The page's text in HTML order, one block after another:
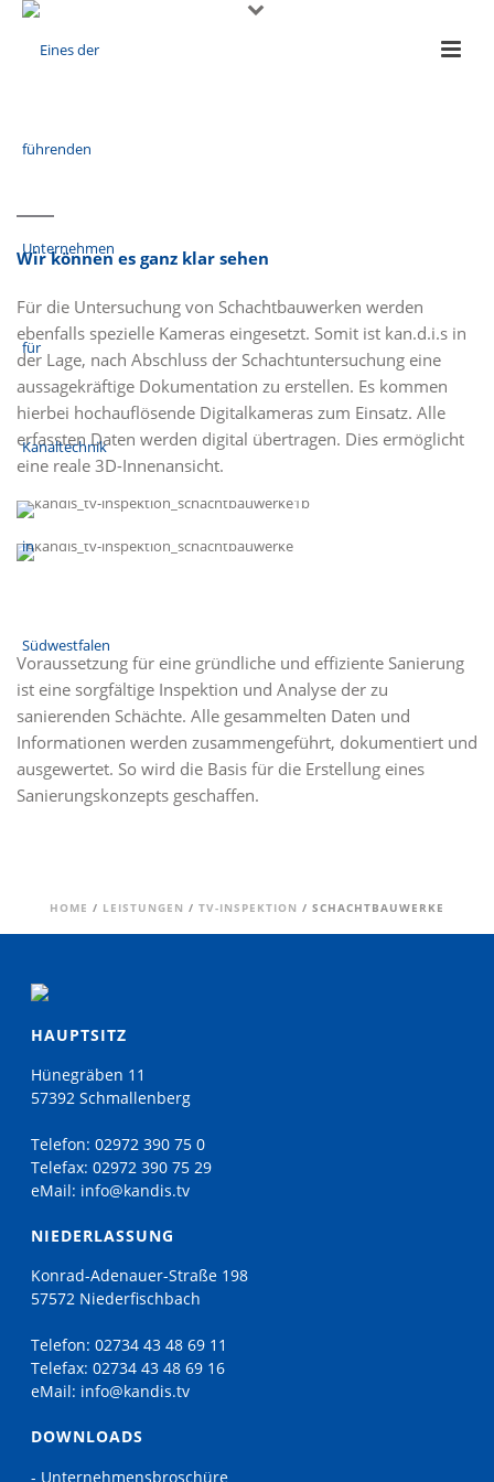
Wir können es ganz klar sehen
Für die Untersuchung von Schachtbauwerken werden
ebenfalls spezielle Kameras eingesetzt. Somit ist kan.d.i.s in
der Lage, nach Abschluss der Schachtuntersuchung eine
aussagekräftige Dokumentation zu erstellen. Es kommen
hierbei hochauflösende Digitalkameras zum Einsatz. Alle
erfassten Daten werden digital übertragen. Dies ermöglicht
eine reale 3D-Innenansicht.
Voraussetzung für eine gründliche und effiziente Sanierung
ist eine sorgfältige Inspektion und Analyse der zu
sanierenden Schächte. Alle gesammelten Daten und
Informationen werden zusammengeführt, dokumentiert und
ausgewertet. So wird die Basis für die Erstellung eines
Sanierungskonzepts geschaffen.
HOME / LEISTUNGEN / TV-INSPEKTION / SCHACHTBAUWERKE
HAUPTSITZ
Hünegräben 11
57392 Schmallenberg
Telefon: 02972 390 75 0
Telefax: 02972 390 75 29
eMail: info@kandis.tv
NIEDERLASSUNG
Konrad-Adenauer-Straße 198
57572 Niederfischbach
Telefon: 02734 43 48 69 11
Telefax: 02734 43 48 69 16
eMail: info@kandis.tv
DOWNLOADS
- Unternehmensbroschüre